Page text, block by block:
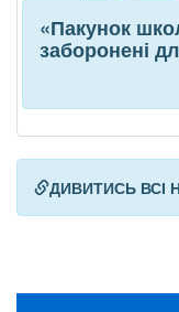
«Пакунок
заборонені
ДИВИТИСЬ ВСІ